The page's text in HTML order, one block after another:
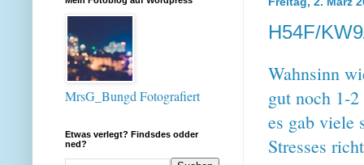
H54F/
Wahnsinn
gut noch 1-
es gab viele
Stresses
MrsG_Bungd Fotografiert
Etwas verlegt? Findsdes odder
ned?